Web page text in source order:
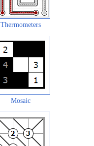
Thermometers
Mosaic